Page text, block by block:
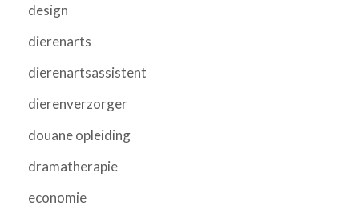
design
dierenarts
dierenartsassistent
dierenverzorger
douane opleiding
dramatherapie
economie